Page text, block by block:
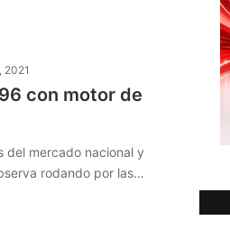
2021
con motor de
del mercado nacional y
rodando por las…